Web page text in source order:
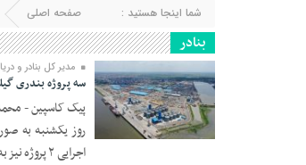
شما اینجا هستید : صفحه اصلی
بنادر
15 خرداد 1403
مدیر کل بنادر و
سه پروژه بندری
پیک کاسپین -
روز یکشنبه به
اجرایی ۲ پروژه نیز به ارزش ۶ هزار میلیارد ریال در بنادر استان آغاز شد.